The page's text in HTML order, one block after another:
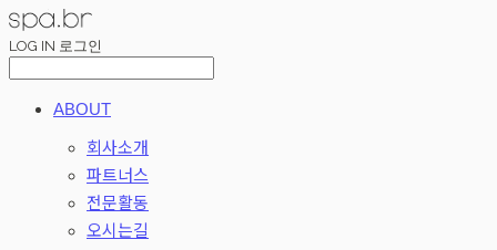
LOG IN 로그인
ABOUT
회사소개
파트너스
전문활동
오시는길